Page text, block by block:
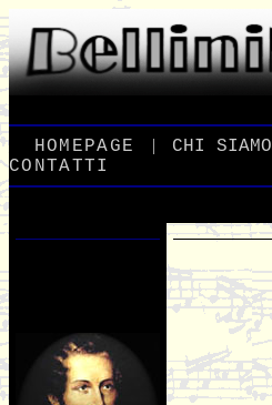
HOMEPAGE | CHI _SIAMO
CONTATTI